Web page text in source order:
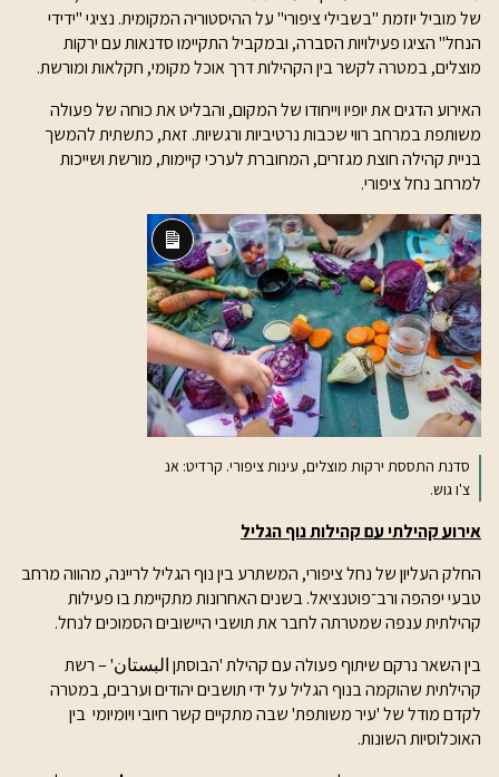
של מוביל יוזמת "בשבילי ציפורי" על ההיסטוריה המקומית. נציגי "ידידי
הנחל" הציגו פעילויות הסברה, ובמקביל התקיימו סדנאות עם ירקות
מוצלים, במטרה לקשר בין הקהילות דרך אוכל מקומי, חקלאות ומורשת.
האירוע הדגים את יופיו וייחודו של המקום, והבליט את כוחה של פעולה
משותפת במרחב רווי שכבות נרטיביות ורגשיות. זאת, כתשתית להמשך
בניית קהילה חוצת מגזרים, המחוברת לערכי קיימות, מורשת ושייכות
למרחב נחל ציפורי.
תיאור
ארוך
סדנת התססת ירקות מוצלים, עינות ציפורי. קרדיט: אנ
צ'ו גוש.
אירוע קהילתי עם קהילות נוף הגליל
החלק העליון של נחל ציפורי, המשתרע בין נוף הגליל לריינה, מהווה מרחב
טבעי יפהפה ורב־פוטנציאל. בשנים האחרונות מתקיימת בו פעילות
קהילתית ענפה שמטרתה לחבר את תושבי היישובים הסמוכים לנחל.
בין השאר נרקם שיתוף פעולה עם קהילת 'הבוסתן البستان' – רשת
קהילתית שהוקמה בנוף הגליל על ידי תושבים יהודים וערבים, במטרה
לקדם מודל של 'עיר משותפת' שבה מתקיים קשר חיובי ויומיומי בין
האוכלוסיות השונות.